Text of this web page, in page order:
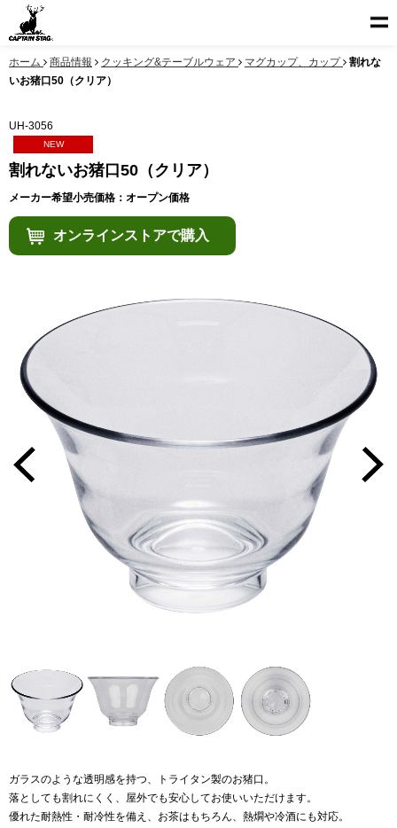
ホーム 商品情報 クッキング&テーブルウェア マグカップ、カップ
割れな
いお猪口50（クリア）
UH-3056
NEW
割れないお猪口50（クリア）
メーカー希望小売価格：オープン価格
オンラインストアで購入
ガラスのような透明感を持つ、トライタン製のお猪口。
落としても割れにくく、屋外でも安心してお使いいただけます。
優れた耐熱性・耐冷性を備え、お茶はもちろん、熱燗や冷酒にも対応。